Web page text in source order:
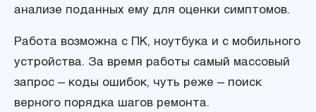
анализе поданных ему для оценки симптомов.
Работа возможна с ПК, ноутбука и с мобильного
устройства. За время работы самый массовый
запрос – коды ошибок, чуть реже – поиск
верного порядка шагов ремонта.